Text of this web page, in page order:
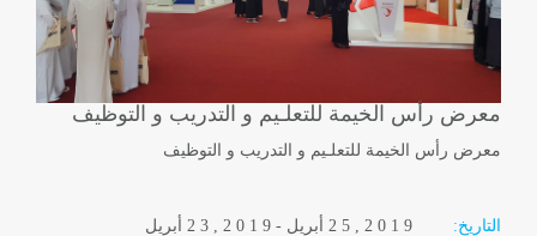
معرض رأس الخيمة للتعلـيم و التدريب و التوظيف
معرض رأس الخيمة للتعلـيم و التدريب و التوظيف
التاريخ: 2 3 , 2 0 1 9- أبريل 2 5 , 2 0 1 9